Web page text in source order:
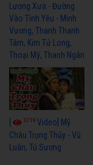
Lương Xưa - Đường
Vào Tình Yêu - Minh
Vương, Thanh Thanh
Tâm, Kim Tử Long,
Thoại Mỹ, Thanh Ngân
3719 Video] Mỹ
Châu Trọng Thủy - Vũ
Luân, Tú Sương